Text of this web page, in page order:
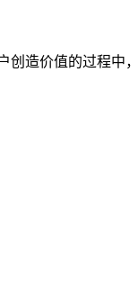
创造价值的过程中